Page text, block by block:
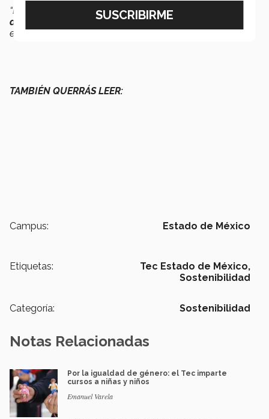
“Lo que tú hagas en el día a día va amarcar la
diferencia
, aunque no lo creas, con ingenio, inteligencia y
el uso eficiente y
TAMBIÉN QUERRÁS LEER:
Campus: Estado de México
Etiquetas:
Tec Estado de México,
Sostenibilidad
Categoría: Sostenibilidad
Notas Relacionadas
Por la igualdad de género: el Tec imparte
cursos a niñas y niños
Emanuel Varela